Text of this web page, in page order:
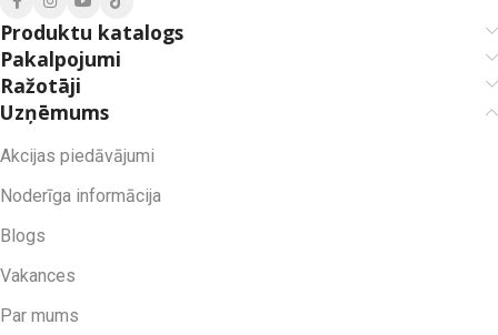
Produktu katalogs
Pakalpojumi
Ražotāji
Uzņēmums
Akcijas piedāvājumi
Noderīga informācija
Blogs
Vakances
Par mums